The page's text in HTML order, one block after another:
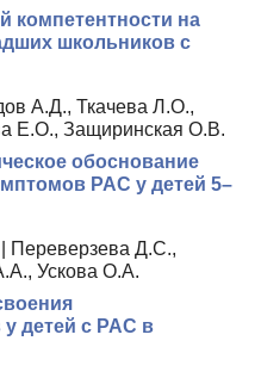
компетентности на
школьников с
А.Д., Ткачева Л.О.,
Е.О., Защиринская О.В.
обоснование
РАС у детей 5–
Переверзева Д.С.,
Ускова О.А.
детей с РАС в